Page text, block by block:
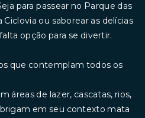
para passear no Parque das
Ciclovia ou saborear as delícias
opção para se divertir.
que contemplam todos os
áreas de lazer, cascatas, rios,
em seu contexto mata